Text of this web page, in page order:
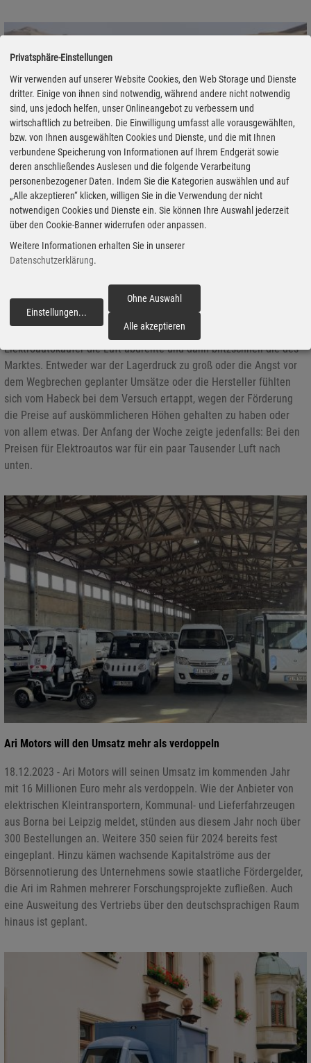
Die Top Ten bei den Medien der Autoren-Union Mobilität
26.12.2023 - In der vergangenen Woche hatte die Branche gleich
zwei Mal die Faust im Nacken. Das erste Mal, als
Bundeswirtschaftsminister Robert Habeck der Förderung für
Elektroautokäufer die Luft abdrehte und dann blitzschnell die des
Marktes. Entweder war der Lagerdruck zu groß oder die Angst vor
dem Wegbrechen geplanter Umsätze oder die Hersteller fühlten
sich vom Habeck bei dem Versuch ertappt, wegen der Förderung
die Preise auf auskömmlicheren Höhen gehalten zu haben oder
von allem etwas. Der Anfang der Woche zeigte jedenfalls: Bei den
Preisen für Elektroautos war für ein paar Tausender Luft nach
unten.
Ari Motors will den Umsatz mehr als verdoppeln
18.12.2023 - Ari Motors will seinen Umsatz im kommenden Jahr
mit 16 Millionen Euro mehr als verdoppeln. Wie der Anbieter von
elektrischen Kleintransportern, Kommunal- und Lieferfahrzeugen
aus Borna bei Leipzig meldet, stünden aus diesem Jahr noch über
300 Bestellungen an. Weitere 350 seien für 2024 bereits fest
eingeplant. Hinzu kämen wachsende Kapitalströme aus der
Börsennotierung des Unternehmens sowie staatliche Fördergelder,
die Ari im Rahmen mehrerer Forschungsprojekte zufließen. Auch
eine Ausweitung des Vertriebs über den deutschsprachigen Raum
hinaus ist geplant.
Privatsphäre-Einstellungen
Wir verwenden auf unserer Website Cookies, den Web Storage und Dienste
dritter. Einige von ihnen sind notwendig, während andere nicht notwendig
sind, uns jedoch helfen, unser Onlineangebot zu verbessern und
wirtschaftlich zu betreiben. Die Einwilligung umfasst alle vorausgewählten,
bzw. von Ihnen ausgewählten Cookies und Dienste, und die mit Ihnen
verbundene Speicherung von Informationen auf Ihrem Endgerät sowie
deren anschließendes Auslesen und die folgende Verarbeitung
personenbezogener Daten. Indem Sie die Kategorien auswählen und auf
„Alle akzeptieren“ klicken, willigen Sie in die Verwendung der nicht
notwendigen Cookies und Dienste ein. Sie können Ihre Auswahl jederzeit
über den Cookie-Banner widerrufen oder anpassen.
Weitere Informationen erhalten Sie in unserer
Datenschutzerklärung.
Einstellungen...
Ohne Auswahl
Alle akzeptieren